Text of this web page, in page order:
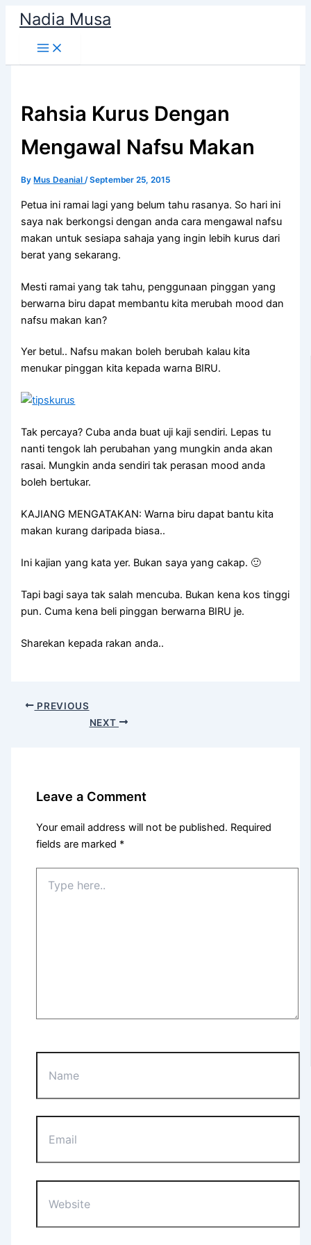
Skip
content
Nadia Musa
Rahsia Kurus Dengan
Mengawal Nafsu Makan
By Mus Deanial/September 25, 2015
Petua ini ramai lagi yang belum tahu rasanya. So hari ini
saya nak berkongsi dengan anda cara mengawal nafsu
makan untuk sesiapa sahaja yang ingin lebih kurus dari
berat yang sekarang.
Mesti ramai yang tak tahu, penggunaan pinggan yang
berwarna biru dapat membantu kita merubah mood dan
nafsu makan kan?
Yer betul.. Nafsu makan boleh berubah kalau kita
menukar pinggan kita kepada warna BIRU.
Tak percaya? Cuba anda buat uji kaji sendiri. Lepas tu
nanti tengok lah perubahan yang mungkin anda akan
rasai. Mungkin anda sendiri tak perasan mood anda
boleh bertukar.
KAJIANG MENGATAKAN: Warna biru dapat bantu kita
makan kurang daripada biasa..
Ini kajian yang kata yer. Bukan saya yang cakap. 🙂
Tapi bagi saya tak salah mencuba. Bukan kena kos tinggi
pun. Cuma kena beli pinggan berwarna BIRU je.
Sharekan kepada rakan anda..
PREVIOUS
NEXT
Leave a Comment
Your email address will not be published. Required
fields are marked *
here..